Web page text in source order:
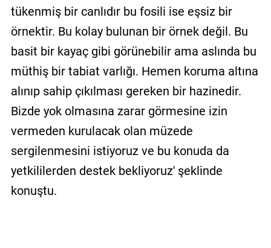
tükenmiş bir canlıdır bu fosili ise eşsiz bir
örnektir. Bu kolay bulunan bir örnek değil. Bu
basit bir kayaç gibi görünebilir ama aslında bu
müthiş bir tabiat varlığı. Hemen koruma altına
alınıp sahip çıkılması gereken bir hazinedir.
Bizde yok olmasına zarar görmesine izin
vermeden kurulacak olan müzede
sergilenmesini istiyoruz ve bu konuda da
yetkililerden destek bekliyoruz' şeklinde
konuştu.